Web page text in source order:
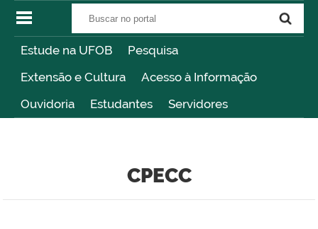
Estude na UFOB
Pesquisa
Extensão e Cultura
Acesso à Informação
Ouvidoria
Estudantes Servidores
CPECC